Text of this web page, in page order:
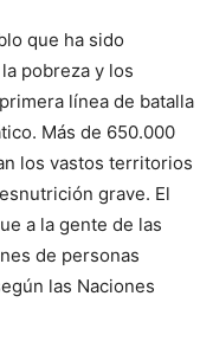
que ha sido
pobreza y los
línea de batalla
Más de 650.000
los vastos territorios
grave. El
a la gente de las
de personas
las Naciones